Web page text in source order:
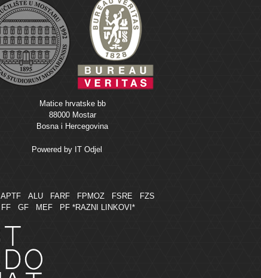
Matice hrvatske bb
88000 Mostar
Bosna i Hercegovina
Powered by IT Odjel
APTF ALU FARF FPMOZ FSRE
FZS
FF
GF MEF PF *RAZNI LINKOVI*